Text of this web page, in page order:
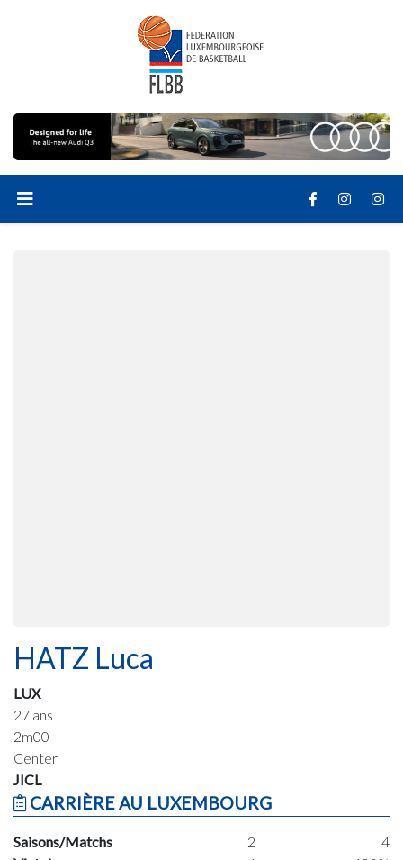
HATZ Luca
LUX
27 ans
2m00
Center
JICL
CARRIÈRE AU LUXEMBOURG
Saisons/Matchs 2
4